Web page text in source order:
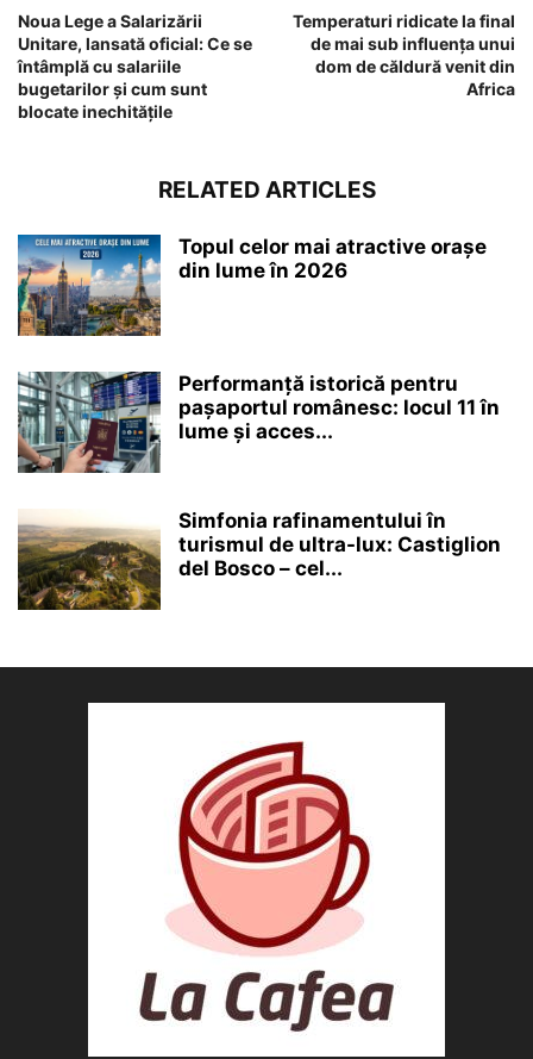
Noua Lege a Salarizării
Unitare, lansată oficial: Ce se
întâmplă cu salariile
bugetarilor și cum sunt
blocate inechitățile
Temperaturi ridicate la final
de mai sub influența unui
dom de căldură venit din
Africa
RELATED ARTICLES
Topul celor mai atractive orașe
din lume în 2026
Performanță istorică pentru
pașaportul românesc: locul 11 în
lume și acces...
Simfonia rafinamentului în
turismul de ultra-lux: Castiglion
del Bosco – cel...